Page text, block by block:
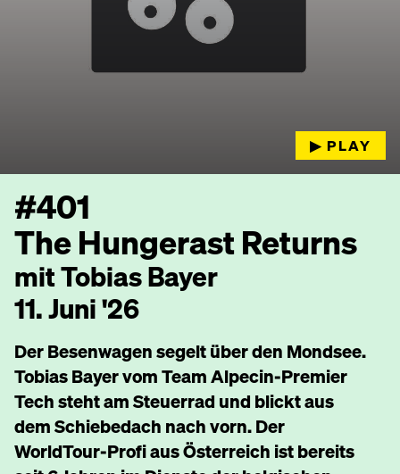
▶︎ PLAY
#401
The Hungerast Returns
mit Tobias Bayer
11. Juni '26
Der Besenwagen segelt über den Mondsee.
Tobias Bayer vom Team Alpecin-Premier
Tech steht am Steuerrad und blickt aus
dem Schiebedach nach vorn. Der
WorldTour-Profi aus Österreich ist bereits